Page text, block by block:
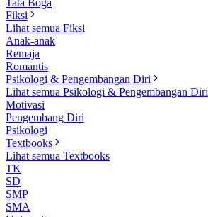
Tata Boga
Fiksi
Lihat semua Fiksi
Anak-anak
Remaja
Romantis
Psikologi & Pengembangan Diri
Lihat semua Psikologi & Pengembangan Diri
Motivasi
Pengembang Diri
Psikologi
Textbooks
Lihat semua Textbooks
TK
SD
SMP
SMA